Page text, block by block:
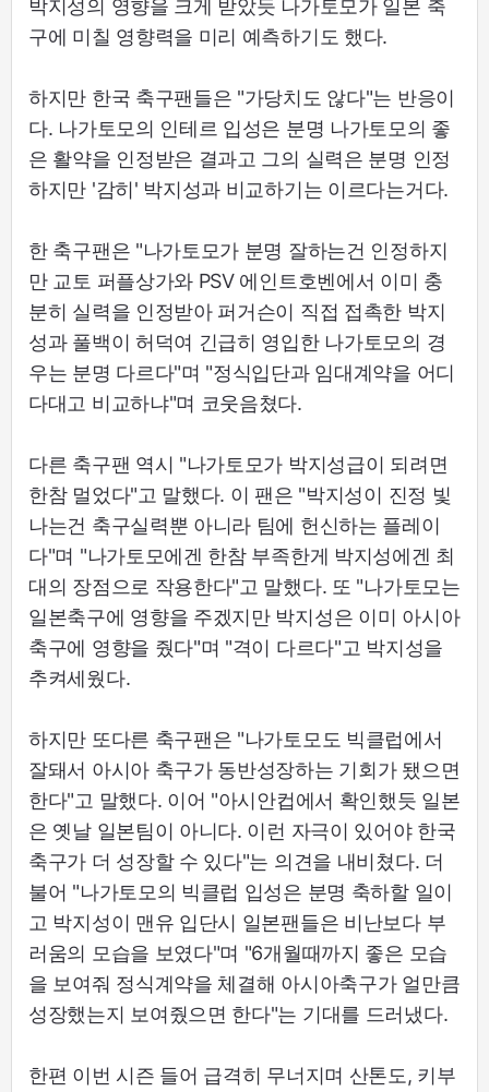
박지성의 영향을 크게 받았듯 나가토모가 일본 축
구에 미칠 영향력을 미리 예측하기도 했다.
하지만 한국 축구팬들은 "가당치도 않다"는 반응이
다. 나가토모의 인테르 입성은 분명 나가토모의 좋
은 활약을 인정받은 결과고 그의 실력은 분명 인정
하지만 '감히' 박지성과 비교하기는 이르다는거다.
한 축구팬은 "나가토모가 분명 잘하는건 인정하지
만 교토 퍼플상가와 PSV 에인트호벤에서 이미 충
분히 실력을 인정받아 퍼거슨이 직접 접촉한 박지
성과 풀백이 허덕여 긴급히 영입한 나가토모의 경
우는 분명 다르다"며 "정식입단과 임대계약을 어디
다대고 비교하냐"며 코웃음쳤다.
다른 축구팬 역시 "나가토모가 박지성급이 되려면
한참 멀었다"고 말했다. 이 팬은 "박지성이 진정 빛
나는건 축구실력뿐 아니라 팀에 헌신하는 플레이
다"며 "나가토모에겐 한참 부족한게 박지성에겐 최
대의 장점으로 작용한다"고 말했다. 또 "나가토모는
일본축구에 영향을 주겠지만 박지성은 이미 아시아
축구에 영향을 줬다"며 "격이 다르다"고 박지성을
추켜세웠다.
하지만 또다른 축구팬은 "나가토모도 빅클럽에서
잘돼서 아시아 축구가 동반성장하는 기회가 됐으면
한다"고 말했다. 이어 "아시안컵에서 확인했듯 일본
은 옛날 일본팀이 아니다. 이런 자극이 있어야 한국
축구가 더 성장할 수 있다"는 의견을 내비쳤다. 더
불어 "나가토모의 빅클럽 입성은 분명 축하할 일이
고 박지성이 맨유 입단시 일본팬들은 비난보다 부
러움의 모습을 보였다"며 "6개월때까지 좋은 모습
을 보여줘 정식계약을 체결해 아시아축구가 얼만큼
성장했는지 보여줬으면 한다"는 기대를 드러냈다.
한편 이번 시즌 들어 급격히 무너지며 산톤도, 키부